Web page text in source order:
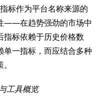
标作为平台名称来源的
——在趋势强劲的市场中
指标依赖于历史价格数
一指标，而应结合多种
工具概览